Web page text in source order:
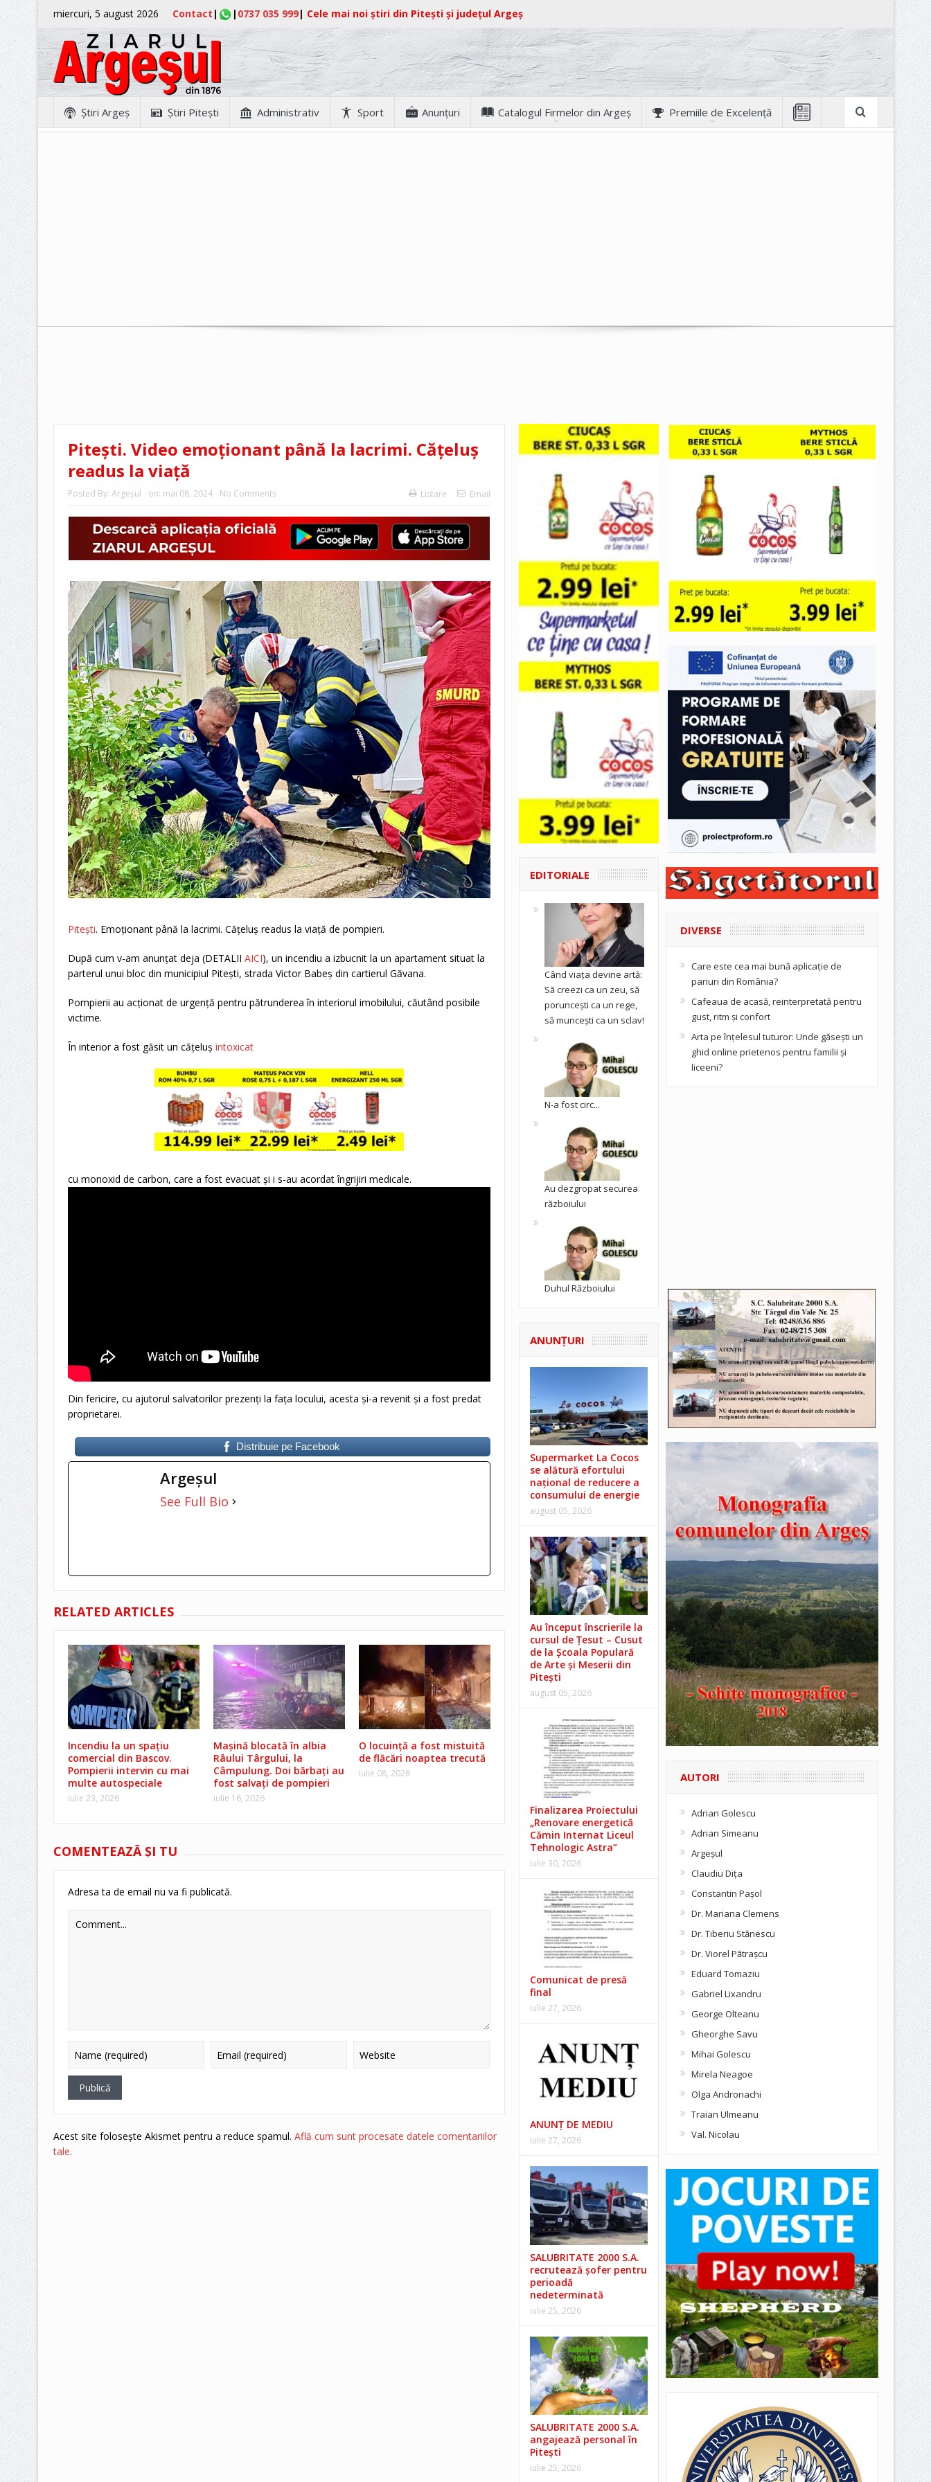
miercuri, 5 august 2026 Contact | | 0737 035 999| Cele mai noi știri din Pitești și județul Argeș
Ştiri Argeş Ştiri Piteşti Administrativ Sport Anunţuri Catalogul Firmelor din Argeș Premiile de Excelență
Pitești. Video emoționant până la lacrimi. Cățeluș
readus la viață
Posted By: Argeşul on: mai 08, 2024 No Comments Listare Email
Pitești. Emoționant până la lacrimi. Cățeluș readus la viață de pompieri.
După cum v-am anunțat deja (DETALII AICI), un incendiu a izbucnit la un apartament situat la
parterul unui bloc din municipiul Pitești, strada Victor Babeș din cartierul Găvana.
Pompierii au acționat de urgență pentru pătrunderea în interiorul imobilului, căutând posibile
victime.
În interior a fost găsit un cățeluș intoxicat
cu monoxid de carbon, care a fost evacuat și i s-au acordat îngrijiri medicale.
Din fericire, cu ajutorul salvatorilor prezenți la fața locului, acesta și-a revenit și a fost predat
proprietarei.
Distribuie pe Facebook
Argeşul
See Full Bio
RELATED ARTICLES
Incendiu la un spațiu
comercial din Bascov.
Pompierii intervin cu mai
multe autospeciale
iulie 23, 2026
Mașină blocată în albia
Râului Târgului, la
Câmpulung. Doi bărbați au
fost salvați de pompieri
iulie 16, 2026
O locuință a fost mistuită
de flăcări noaptea trecută
iulie 08, 2026
COMENTEAZĂ ŞI TU
Adresa ta de email nu va fi publicată.
Acest site folosește Akismet pentru a reduce spamul. Află cum sunt procesate datele comentariilor
tale.
EDITORIALE
Când viața devine artă:
Să creezi ca un zeu, să
poruncești ca un rege,
să muncești ca un sclav!
N-a fost circ...
Au dezgropat securea
războiului
Duhul Războiului
ANUNŢURI
Supermarket La Cocos
se alătură efortului
național de reducere a
consumului de energie
august 05, 2026
Au început înscrierile la
cursul de Țesut – Cusut
de la Școala Populară
de Arte și Meserii din
Pitești
august 05, 2026
Finalizarea Proiectului
„Renovare energetică
Cămin Internat Liceul
Tehnologic Astra”
iulie 30, 2026
Comunicat de presă
final
iulie 27, 2026
ANUNŢ DE MEDIU
iulie 27, 2026
SALUBRITATE 2000 S.A.
recrutează șofer pentru
perioadă
nedeterminată
iulie 25, 2026
SALUBRITATE 2000 S.A.
angajează personal în
Pitești
iulie 25, 2026
DIVERSE
Care este cea mai bună aplicație de
pariuri din România?
Cafeaua de acasă, reinterpretată pentru
gust, ritm și confort
Arta pe înțelesul tuturor: Unde găsești un
ghid online prietenos pentru familii și
liceeni?
AUTORI
Adrian Golescu
Adrian Simeanu
Argeşul
Claudiu Diţa
Constantin Pașol
Dr. Mariana Clemens
Dr. Tiberiu Stănescu
Dr. Viorel Pătraşcu
Eduard Tomaziu
Gabriel Lixandru
George Olteanu
Gheorghe Savu
Mihai Golescu
Mirela Neagoe
Olga Andronachi
Traian Ulmeanu
Val. Nicolau